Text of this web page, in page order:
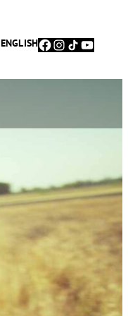
ENGLISHFacebook
Instagram
TikTok